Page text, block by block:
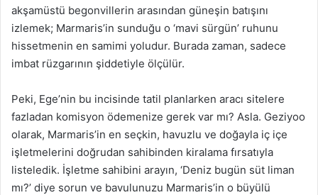
akşamüstü begonvillerin arasından güneşin batışını
izlemek; Marmaris’in sunduğu o ‘mavi sürgün’ ruhunu
hissetmenin en samimi yoludur. Burada zaman, sadece
imbat rüzgarının şiddetiyle ölçülür.
Peki, Ege’nin bu incisinde tatil planlarken aracı sitelere
fazladan komisyon ödemenize gerek var mı? Asla. Geziyoo
olarak, Marmaris’in en seçkin, havuzlu ve doğayla iç içe
işletmelerini doğrudan sahibinden kiralama fırsatıyla
listeledik. İşletme sahibini arayın, ‘Deniz bugün süt liman
mı?’ diye sorun ve bavulunuzu Marmaris’in o büyülü